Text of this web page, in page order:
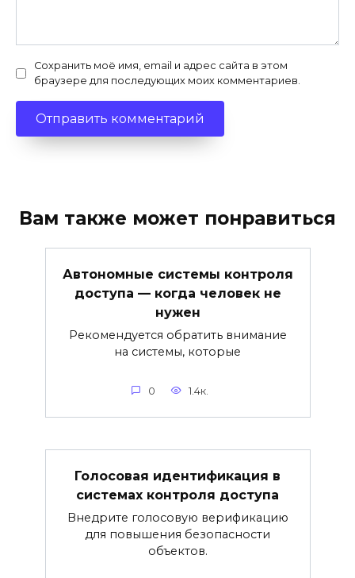
Сохранить моё имя, email и адрес сайта в этом
браузере для последующих моих комментариев.
Вам также может понравиться
Автономные системы контроля
доступа — когда человек не
нужен
Рекомендуется обратить внимание
на системы, которые
0 1.4к.
Голосовая идентификация в
системах контроля доступа
Внедрите голосовую верификацию
для повышения безопасности
объектов.